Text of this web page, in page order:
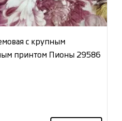
с крупным
принтом Пионы 29586